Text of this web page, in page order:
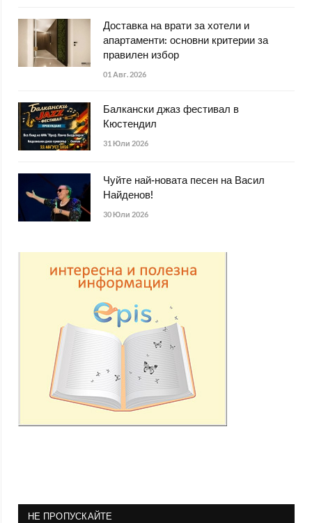
Доставка на врати за хотели и
апартаменти: основни критерии за
правилен избор
01 Авг. 2026
Балкански джаз фестивал в
Кюстендил
31 Юли 2026
Чуйте най-новата песен на Васил
Найденов!
30 Юли 2026
НЕ ПРОПУСКАЙТЕ